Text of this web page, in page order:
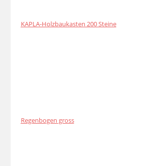
KAPLA-Holzbaukasten 200 Steine
Regenbogen gross